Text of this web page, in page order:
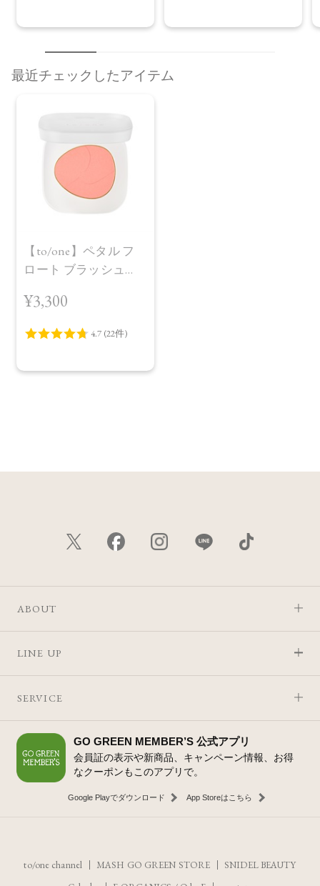
最近チェックしたアイテム
【to/one】ペタル フ
ロート ブラッシュ
¥3,300
ABOUT
LINE UP
SERVICE
GO GREEN MEMBER’S 公式アプリ
会員証の表示や新商品、キャンペーン情報、お得
なクーポンもこのアプリで。
Google Playでダウンロード App Storeはこちら
to/one channel MASH GO GREEN STORE
SNIDEL BEAUTY